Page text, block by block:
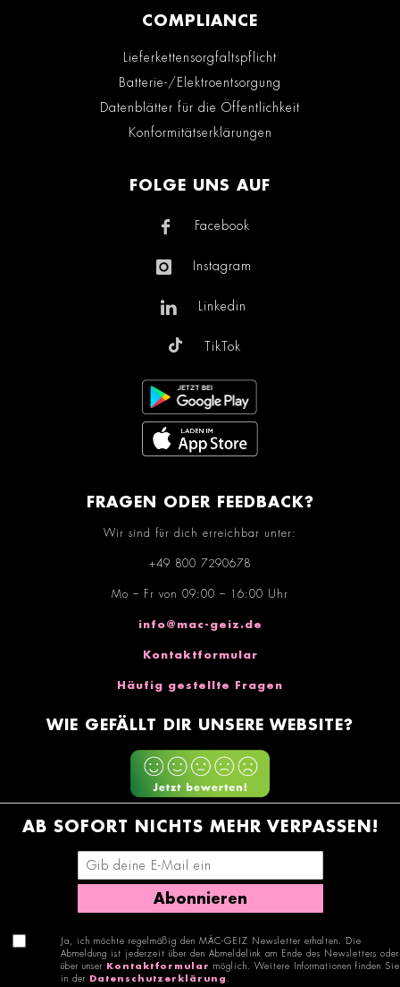
COMPLIANCE
Lieferkettensorgfaltspflicht
Batterie-/Elektroentsorgung
Datenblätter für die Öffentlichkeit
Konformitätserklärungen
FOLGE UNS AUF
Facebook
Instagram
Linkedin
TikTok
FRAGEN ODER FEEDBACK?
Wir sind für dich erreichbar unter:
+49 800 7290678
Mo – Fr von 09:00 – 16:00 Uhr
info@mac-geiz.de
Kontaktformular
Häufig gestellte Fragen
WIE GEFÄLLT DIR UNSERE WEBSITE?
AB SOFORT NICHTS MEHR VERPASSEN!
E-Mail-Adresse eingeben
Abonnieren
Ja, ich möchte regelmäßig den MÄC-GEIZ Newsletter erhalten. Die
Abmeldung ist jederzeit über den Abmeldelink am Ende des Newsletters oder
über unser
Kontaktformular möglich. Weitere Informationen finden Sie
in der
Datenschutzerklärung .